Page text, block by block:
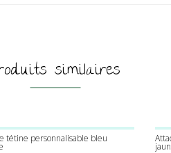
similaires
tétine personnalisable bleu